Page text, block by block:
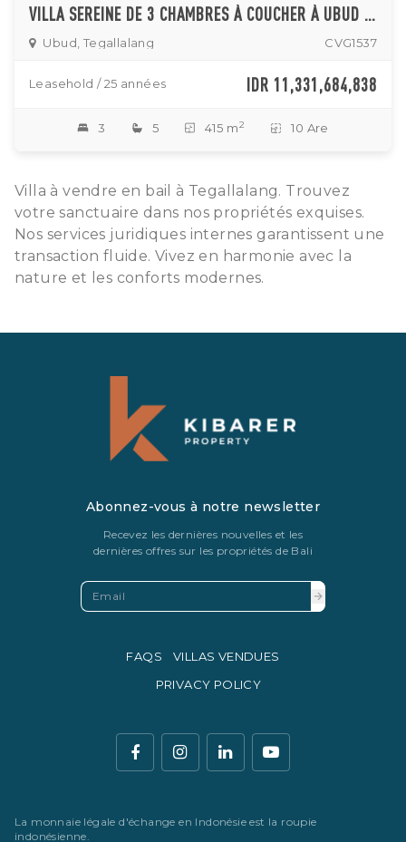
VILLA SEREINE DE 3 CHAMBRES À COUCHER À UBUD À VENDRE
Ubud, Tegallalang CVG1537
Leasehold / 25 années IDR 11,331,684,838
3 5 415 m2 10 Are
Villa à vendre en bail à Tegallalang. Trouvez
votre sanctuaire dans nos propriétés exquises.
Nos services juridiques internes garantissent une
transaction fluide. Vivez en harmonie avec la
nature et les conforts modernes.
Abonnez-vous à notre newsletter
Recevez les dernières nouvelles et les
dernières offres sur les propriétés de Bali
FAQS
VILLAS VENDUES
PRIVACY POLICY
La monnaie légale d'échange en Indonésie est la roupie
indonésienne.